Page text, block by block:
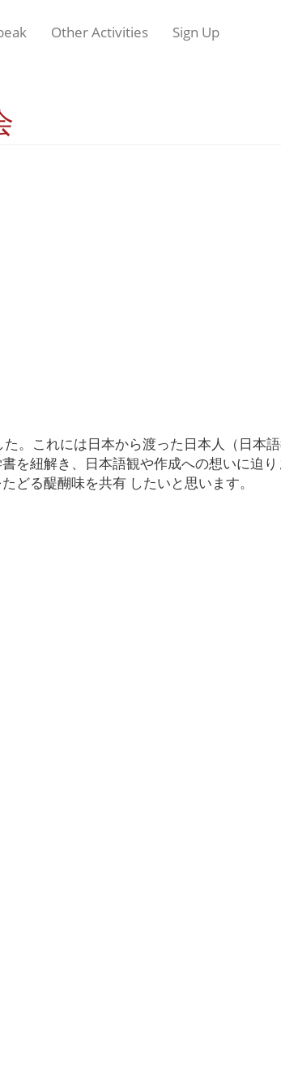
Other Activities Sign Up
。これには日本から渡った日本人（日本
を紐解き、日本語観や作成への想いに迫
どる醍醐味を共有 したいと思います。